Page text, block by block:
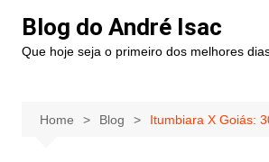
Blog do André Isac
Que hoje seja o primeiro dos melhores
Home Blog Itumbiara X Goiás: